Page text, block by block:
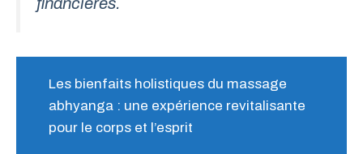
Les bienfaits holistiques du massage
abhyanga : une expérience revitalisante
pour le corps et l’esprit